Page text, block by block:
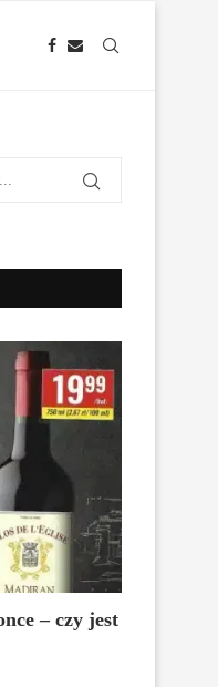
– czy jest